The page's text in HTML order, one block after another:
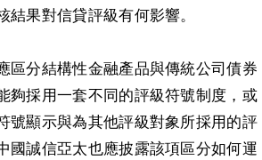
結果對信貸評級有何影響。
區分結構性金融產品與傳統公司債券
夠採用一套不同的評級符號制度，或
號顯示與為其他評級對象所採用的評
國誠信亞太也應披露該項區分如何運